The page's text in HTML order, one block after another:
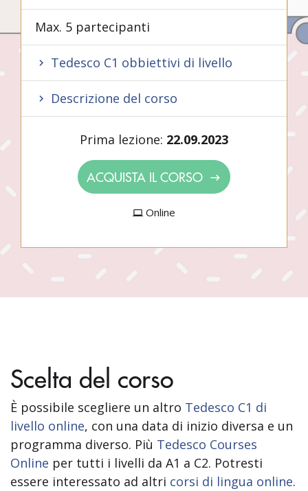
Max. 5 partecipanti
Tedesco C1 obbiettivi di livello
Descrizione del corso
Prima lezione: 22.09.2023
ACQUISTA IL CORSO
Online
Scelta del corso
È possibile scegliere un altro Tedesco C1 di
livello online, con una data di inizio diversa e un
programma diverso. Più Tedesco Courses
Online per tutti i livelli da A1 a C2. Potresti
essere interessato ad altri corsi di lingua online.